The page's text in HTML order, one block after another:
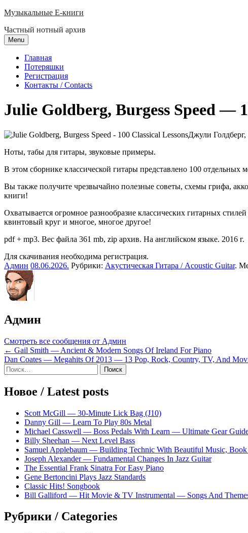
Skip
content
Музыкальные E-книги
Частный нотный архив
Menu
Главная
Потеряшки
Регистрация
Контакты / Contacts
Julie Goldberg, Burgess Speed —
Джули
Ноты, табы для гитары, звуковые примеры.
В этом сборнике классической гитары представлено 100
Вы также получите чрезвычайно полезные советы, схемы грифа,
книги!
Охватывается огромное разнообразие классических гитарных
квинтовый круг и многое, многое другое!
pdf + mp3. Вес файла 361 mb, zip архив. На английском языке. 2016 г.
Для скачивания необходима регистрация.
Админ 08.06.2026. Рубрики: Акустическая Гитара / Acoustic Guitar.
Админ
Смотреть все сообщения от Админ
Навигация
по
записям
← Gail Smith — Ancient & Modern Songs Of Ireland For Piano
Dan Coates — Megahits Of 2013 — 13 Pop, Rock, Country, TV, And
Sidebar
Найти:
Новое / Latest posts
Scott McGill — 30-Minute Lick Bag (J10)
Danny Gill — Learn To Play 80s Metal
Michael Casswell — Boss Pedals With Learn — Ultimate Gear
Billy Sheehan — Next Level Bass
Samuel Applebaum — Building Technic With Beautiful Music,
Joseph Alexander — Fundamental Changes In Jazz Guitar
The Essential Frank Sinatra For Easy Piano
Gene Bertoncini Plays Jazz Standards
Classic Hits! Songbook
Bill Galliford — Hit Movie & TV Instrumental — Songs And
Рубрики / Categories